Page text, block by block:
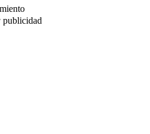
publicidad